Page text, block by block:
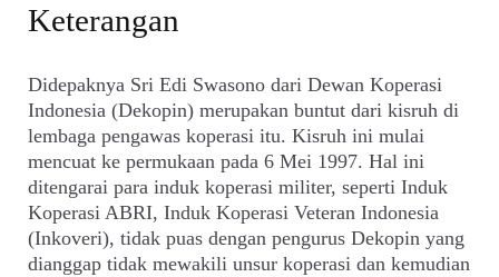
Keterangan
Didepaknya Sri Edi Swasono dari Dewan Koperasi
Indonesia (Dekopin) merupakan buntut dari kisruh di
lembaga pengawas koperasi itu. Kisruh ini mulai
mencuat ke permukaan pada 6 Mei 1997. Hal ini
ditengarai para induk koperasi militer, seperti Induk
Koperasi ABRI, Induk Koperasi Veteran Indonesia
(Inkoveri), tidak puas dengan pengurus Dekopin yang
dianggap tidak mewakili unsur koperasi dan kemudian